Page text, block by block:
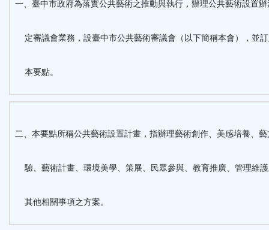
一、臺中市政府為落實公共藝術之推動與執行，辦理公共藝術設置辦
定審議會業務，設臺中市公共藝術審議會（以下簡稱本會），並
本要點。
二、本要點所稱公共藝術設置計畫，指辦理藝術創作、美感培養、藝
驗、藝術計畫、環境美學、策展、民眾參與、教育推廣、管理維
其他相關事項之方案。